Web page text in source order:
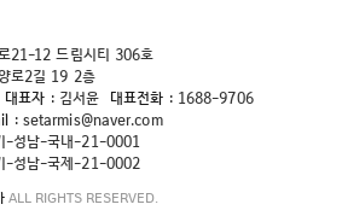
21-12 드림시티 306호
로2길 19 2층
대표자 : 김서윤 대표전화 : 1688-9706
: setarmis@naver.com
-성남-국내-21-0001
-성남-국제-21-0002
ALL RIGHTS RESERVED.